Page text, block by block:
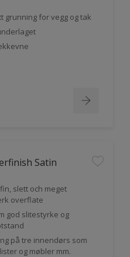
grunning for vegg og tak
Satin
slett och meget
overflate
god slitestyrke og
på tre innendørs som
og møbler mm.